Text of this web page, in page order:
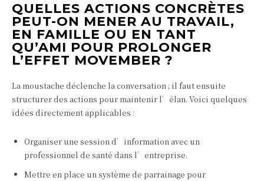
QUELLES ACTIONS CONCRÈTES
PEUT-ON MENER AU TRAVAIL,
EN FAMILLE OU EN TANT
QU’AMI POUR PROLONGER
L’EFFET MOVEMBER ?
La moustache déclenche la conversation ; il faut ensuite
structurer des actions pour maintenir l’élan. Voici quelques
idées directement applicables :
Organiser une session d’information avec un
professionnel de santé dans l’entreprise.
Mettre en place un système de parrainage pour